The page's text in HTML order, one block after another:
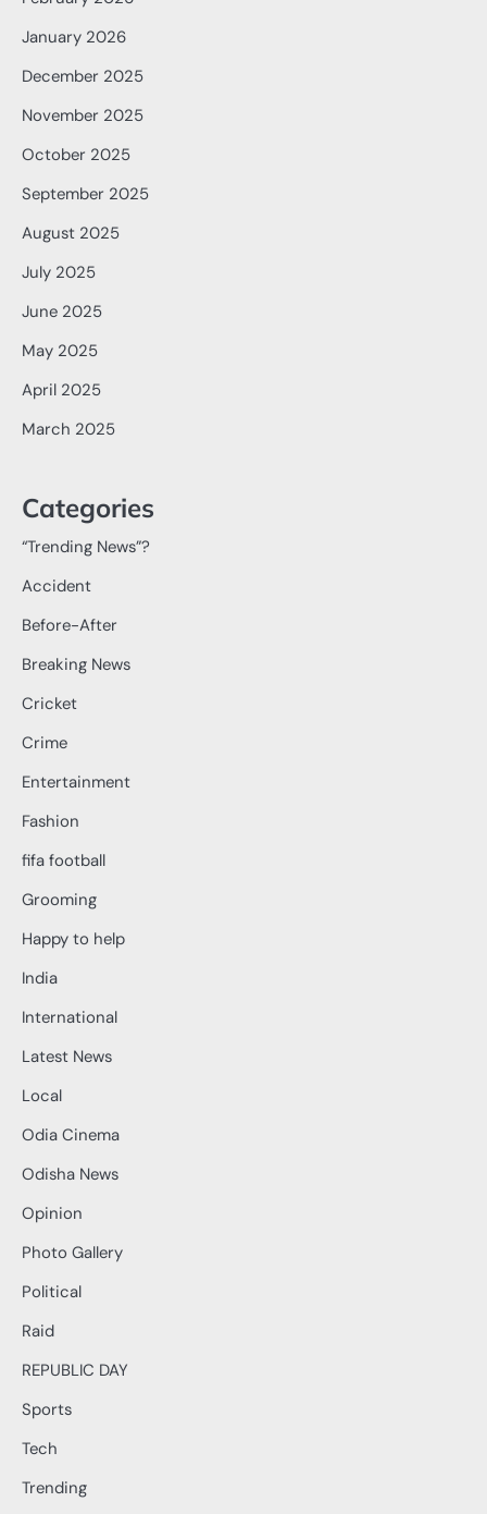
January 2026
December 2025
November 2025
October 2025
September 2025
August 2025
July 2025
June 2025
May 2025
April 2025
March 2025
Categories
“Trending News”?
Accident
Before-After
Breaking News
Cricket
Crime
Entertainment
Fashion
fifa football
Grooming
Happy to help
India
International
Latest News
Local
Odia Cinema
Odisha News
Opinion
Photo Gallery
Political
Raid
REPUBLIC DAY
Sports
Tech
Trending